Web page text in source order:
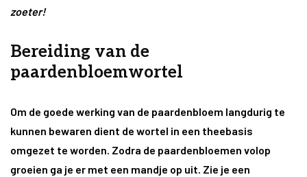
zoeter!
Bereiding van de
paardenbloemwortel
Om de goede werking van de paardenbloem langdurig te
kunnen bewaren dient de wortel in een theebasis
omgezet te worden. Zodra de paardenbloemen volop
groeien ga je er met een mandje op uit. Zie je een